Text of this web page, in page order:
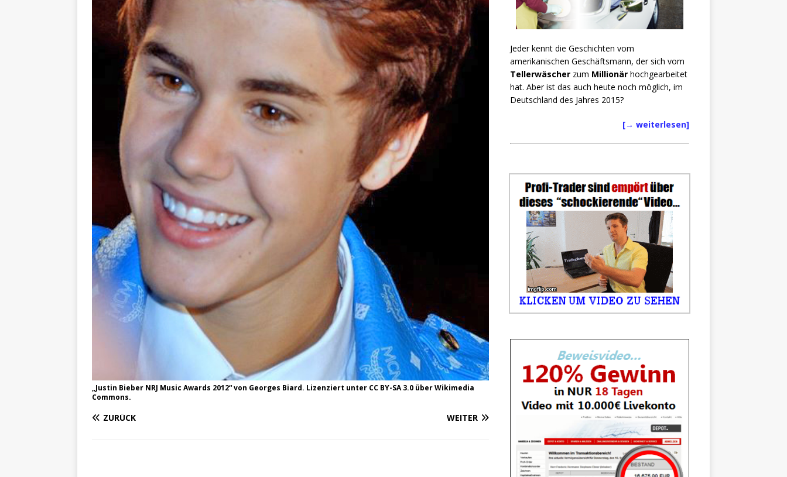
„Justin Bieber NRJ Music Awards 2012“ von Georges Biard. Lizenziert unter CC BY-SA 3.0 überWikimedia
Commons.
ZURÜCK WEITER
Jeder kennt die Geschichten vom
amerikanischen Geschäftsmann, der sich vom
Tellerwäscherzum Millionär hochgearbeitet
hat. Aber ist das auch heute noch möglich, im
Deutschland des Jahres 2015?
[→ weiterlesen]